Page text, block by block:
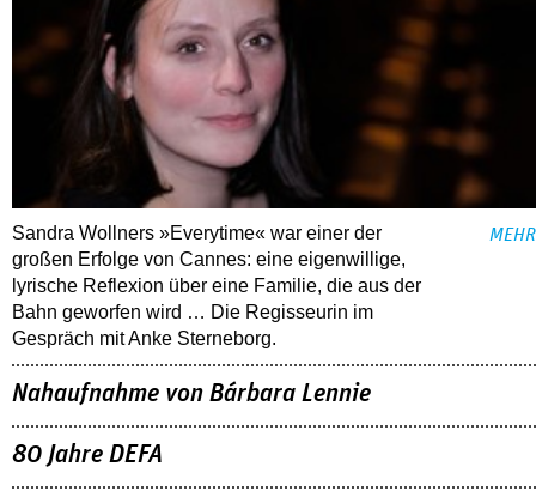
Sandra Wollners »Everytime« war einer der
großen Erfolge von Cannes: eine eigenwillige,
lyrische Reflexion über eine ­Familie, die aus der
Bahn geworfen wird … Die Regisseurin im
Gespräch mit Anke Sterneborg.
MEHR
Nahaufnahme von Bárbara Lennie
80 Jahre DEFA